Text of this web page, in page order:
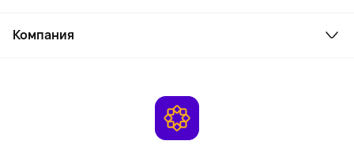
Косметика и уход
Как заказать
Компания